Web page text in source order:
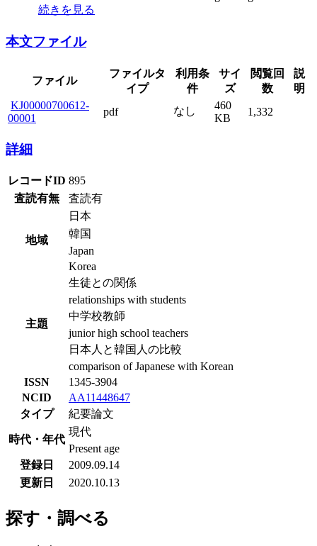
続きを見る
本文ファイル
ファイル
ファイルタ
イプ
利用条
件
サイ
ズ
閲覧回
数
説
明
KJ00000700612-00001
pdf なし
460
KB
1,332
詳細
レコードID 895
査読有無
査読有
地域
日本
韓国
Japan
Korea
主題
生徒との関係
relationships with students
中学校教師
junior high school teachers
日本人と韓国人の比較
comparison of Japanese with Korean
ISSN
1345-3904
NCID
AA11448647
タイプ
紀要論文
時代・年代
現代
Present age
登録日
2009.09.14
更新日
2020.10.13
探す・調べる